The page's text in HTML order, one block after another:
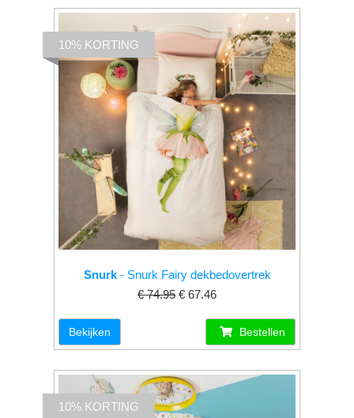
Snurk- Snurk Fairy dekbedovertrek
€ 74.95 € 67.46
10% KORTING
Bekijken Bestellen
10% KORTING